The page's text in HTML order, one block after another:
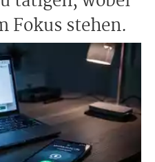
Fokus stehen.